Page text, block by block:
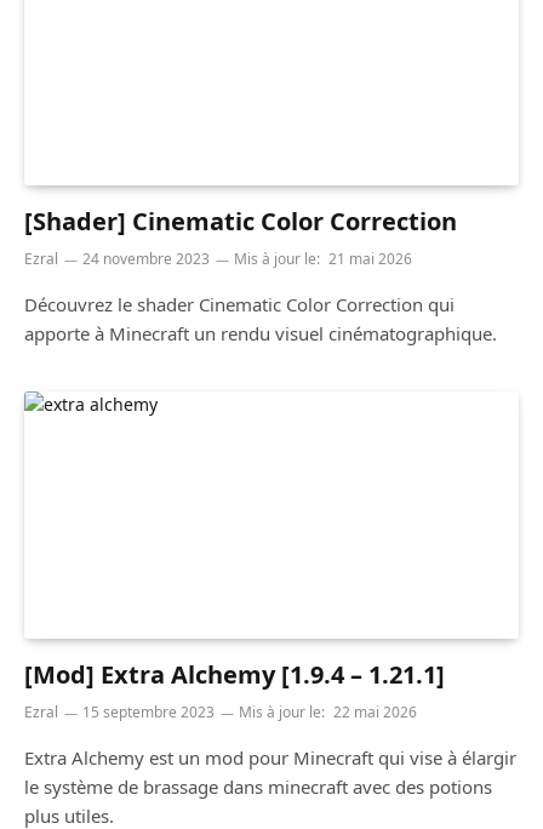
[Shader] Cinematic Color Correction
Ezral 24 novembre 2023 Mis à jour le: 21 mai 2026
Découvrez le shader Cinematic Color Correction qui
apporte à Minecraft un rendu visuel cinématographique.
[Mod] Extra Alchemy [1.9.4 – 1.21.1]
Ezral 15 septembre 2023 Mis à jour le: 22 mai 2026
Extra Alchemy est un mod pour Minecraft qui vise à élargir
le système de brassage dans minecraft avec des potions
plus utiles.